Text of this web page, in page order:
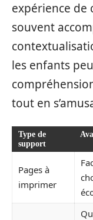
expérience de
souvent
les enfants
tout en
Type de
support
Pages à
imprimer